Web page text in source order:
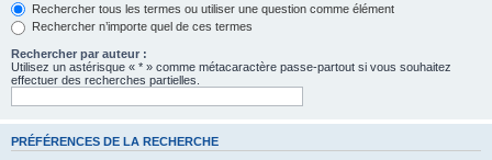
Rechercher tous les termes ou utiliser une question comme élément
Rechercher n’importe quel de ces termes
Rechercher par auteur :
Utilisez un astérisque « * » comme métacaractère passe-partout si vous souhaitez
effectuer des recherches partielles.
PRÉFÉRENCES DE LA RECHERCHE